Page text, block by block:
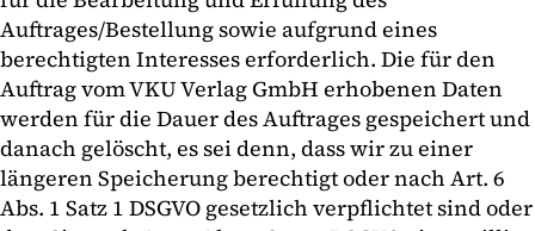
Auftrages/Bestellung sowie aufgrund eines
berechtigten Interesses erforderlich. Die für den
Auftrag vom VKU Verlag GmbH erhobenen Daten
werden für die Dauer des Auftrages gespeichert und
danach gelöscht, es sei denn, dass wir zu einer
längeren Speicherung berechtigt oder nach Art. 6
Abs. 1 Satz 1 DSGVO gesetzlich verpflichtet sind oder